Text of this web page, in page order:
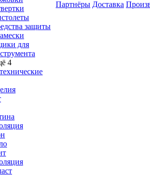
защиты
для
4
Партнёры Доставка